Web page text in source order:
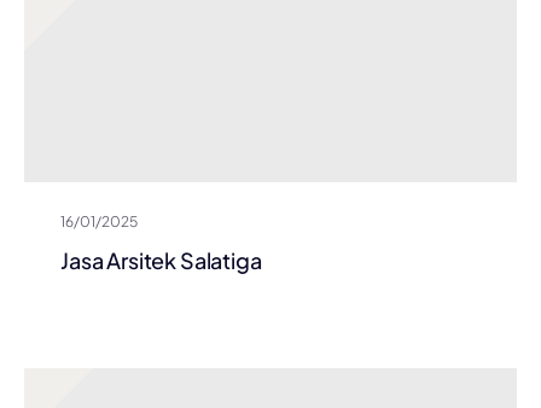
16/01/2025
Jasa Arsitek Salatiga